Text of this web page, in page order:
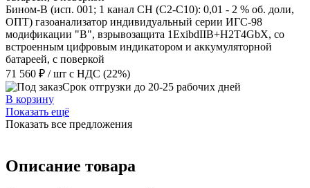
Бином-В (исп. 001; 1 канал CH (C2-C10): 0,01 - 2 % об. доли,
ОПТ) газоанализатор индивидуальный серии ИГС-98
модификации "В", взрывозащита 1ExibdIIB+H2T4GbX, со
встроенным цифровым индикатором и аккумуляторной
батареей, с поверкой
71 560 ₽ / шт с НДС (22%)
Срок отгрузки до 20-25 рабочих дней
В корзину
Показать ещё
Показать все предложения
Описание товара